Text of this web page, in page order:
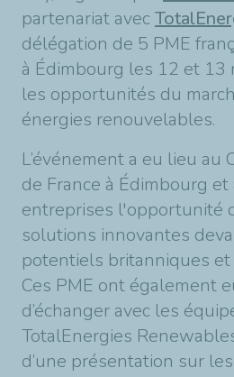
partenariat avec
délégation de 5 PME
à Édimbourg les 12 et 13
les opportunités du
énergies renouvelables.
L’événement a eu lieu au
de France à Édimbourg
entreprises l'opportunité
solutions innovantes
potentiels britanniques
Ces PME ont également
d’échanger avec les
TotalEnergies
d’une présentation sur